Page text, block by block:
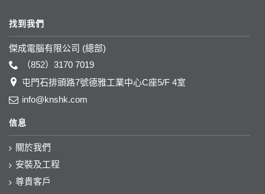
找到我們
傑成電腦有限公司 (總部)
（852）3170 7019
屯門石排頭路7號德雅工業中心C座5/F 4室
info@knshk.com
信息
關於我們
安裝及工程
尊貴客戶